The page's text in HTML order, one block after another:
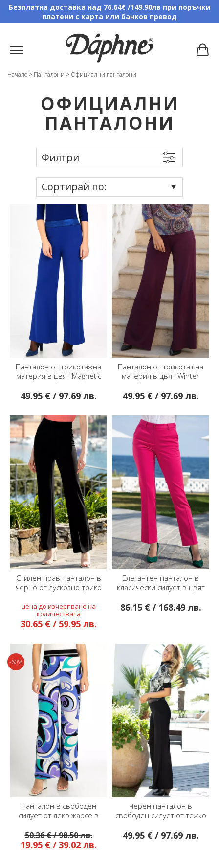
Безплатна доставка над 76.64€ /149.90лв при поръчки
платени с карта или банков превод
Начало > Панталони > Официални панталони
ОФИЦИАЛНИ
ПАНТАЛОНИ
Филтри
Сортирай по:
Панталон от трикотажна
материя в цвят Мagnetic
49.95 € / 97.69 лв.
Панталон от трикотажна
материя в цвят Winter
49.95 € / 97.69 лв.
Стилен прав панталон в
черно от лускозно трико
30.65 € / 59.95 лв.
Елегантен панталон в
класически силует в цвят
86.15 € / 168.49 лв.
Панталон в свободен
силует от леко жарсе в
принт
50.36 € / 98.50 лв.
19.95 € / 39.02 лв.
-60%
Черен панталон в
свободен силует от тежко
49.95 € / 97.69 лв.